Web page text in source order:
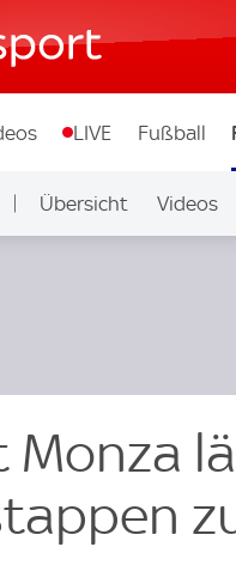
LIVE Fußball
Übersicht Videos
Monza